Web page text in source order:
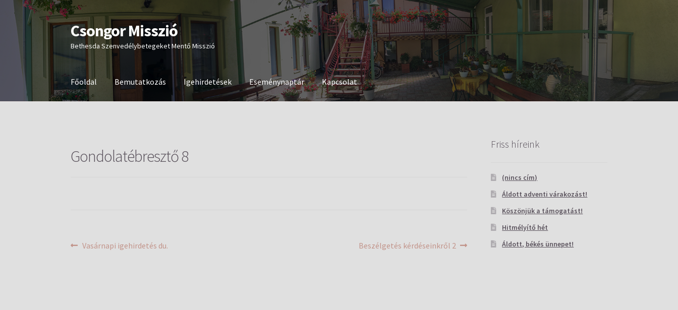
Ugrás
a
navigációhoz
Kilépés
a
tartalomba
Csongor Misszió
Bethesda Szenvedélybetegeket Mentő Misszió
Főoldal Bemutatkozás Igehirdetések Eseménynaptár Kapcsolat
Gondolatébresztő 8
Bejegyzés
Previous
Vasárnapi igehirdetés du.
Next
Beszélgetés kérdéseinkről 2
Friss híreink
(nincs cím)
Áldott adventi várakozást!
Köszönjük a támogatást!
Hitmélyítő hét
Áldott, békés ünnepet!